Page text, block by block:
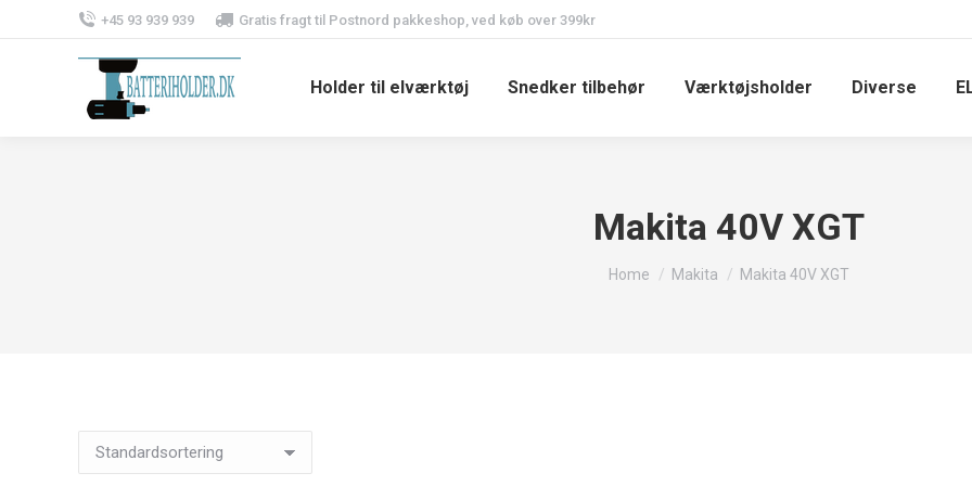
+45 93 939 939 Gratis fragt til Postnord pakkeshop, ved køb over 399kr
Holder til elværktøj Snedker tilbehør Værktøjsholder Diverse
Makita 40V XGT
You are here:
Home Makita Makita 40V XGT